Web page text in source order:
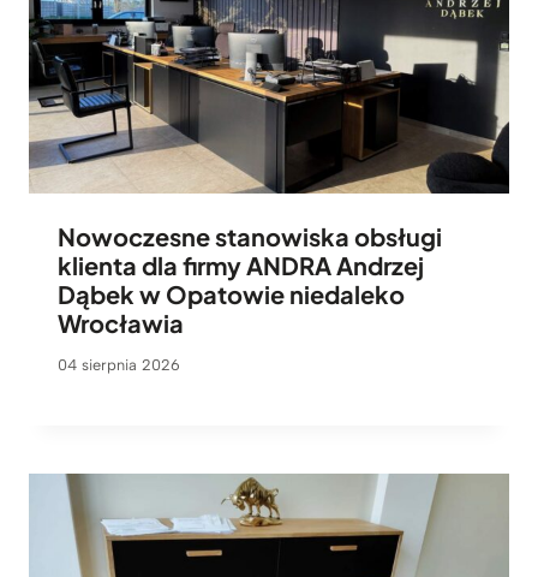
Nowoczesne stanowiska obsługi
klienta dla firmy ANDRA Andrzej
Dąbek w Opatowie niedaleko
Wrocławia
04 sierpnia 2026